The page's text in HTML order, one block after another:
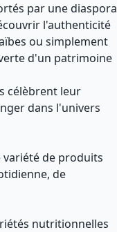
par une diaspora
l'authenticité
ou simplement
d'un patrimoine
célèbrent leur
dans l'univers
variété de produits
de
nutritionnelles